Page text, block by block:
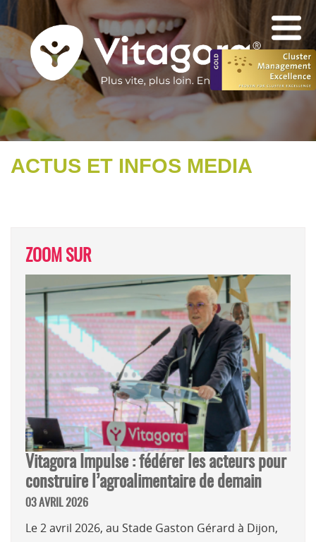
ACTUS ET INFOS MEDIA
ZOOM SUR
Vitagora Impulse : fédérer les acteurs pour
construire l’agroalimentaire de demain
03 AVRIL 2026
Le 2 avril 2026, au Stade Gaston Gérard à Dijon,